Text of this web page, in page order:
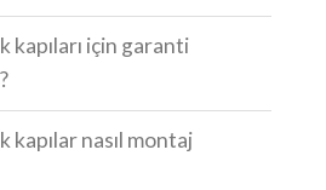
kapıları için garanti
kapılar nasıl montaj